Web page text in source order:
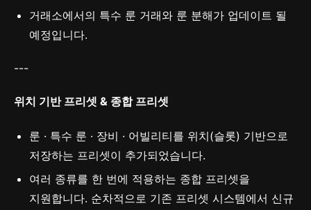
거래소에서의 특수 룬 거래와 룬 분해가 업데이트 될
예정입니다.
---
위치 기반 프리셋 & 종합 프리셋
룬 · 특수 룬 · 장비 · 어빌리티를 위치(슬롯) 기반으로
저장하는 프리셋이 추가되었습니다.
여러 종류를 한 번에 적용하는 종합 프리셋을
지원합니다. 순차적으로 기존 프리셋 시스템에서 신규